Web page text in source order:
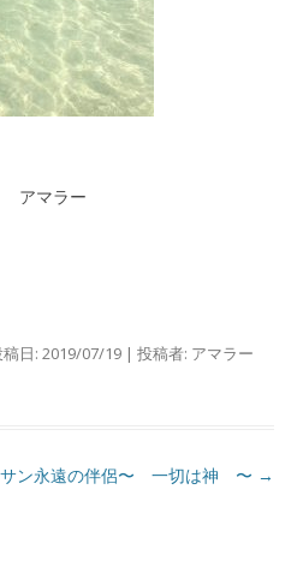
ー
日: 2019/07/19 | 投稿者: アマラー
ン永遠の伴侶〜 一切は神 〜 →